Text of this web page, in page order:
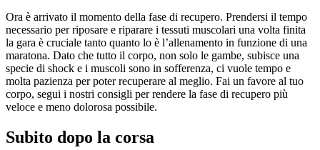
Ora è arrivato il momento della fase di recupero. Prendersi il tempo
necessario per riposare e riparare i tessuti muscolari una volta finita
la gara è cruciale tanto quanto lo è l’allenamento in funzione di una
maratona. Dato che tutto il corpo, non solo le gambe, subisce una
specie di shock e i muscoli sono in sofferenza, ci vuole tempo e
molta pazienza per poter recuperare al meglio. Fai un favore al tuo
corpo, segui i nostri consigli per rendere la fase di recupero più
veloce e meno dolorosa possibile.
Subito dopo la corsa